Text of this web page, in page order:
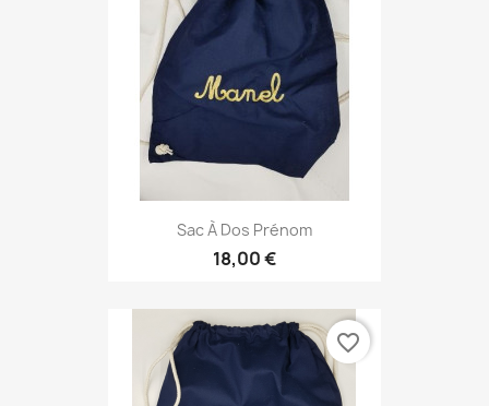
Sac À Dos Prénom
18,00 €
favorite_border